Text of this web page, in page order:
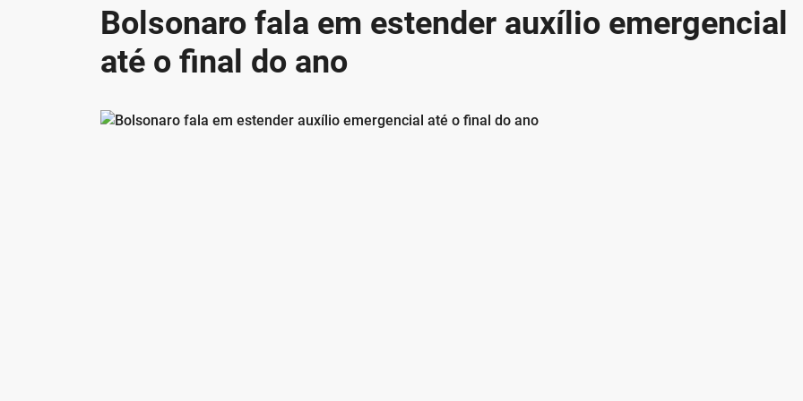
Bolsonaro fala em estender auxílio emergencial
até o final do ano